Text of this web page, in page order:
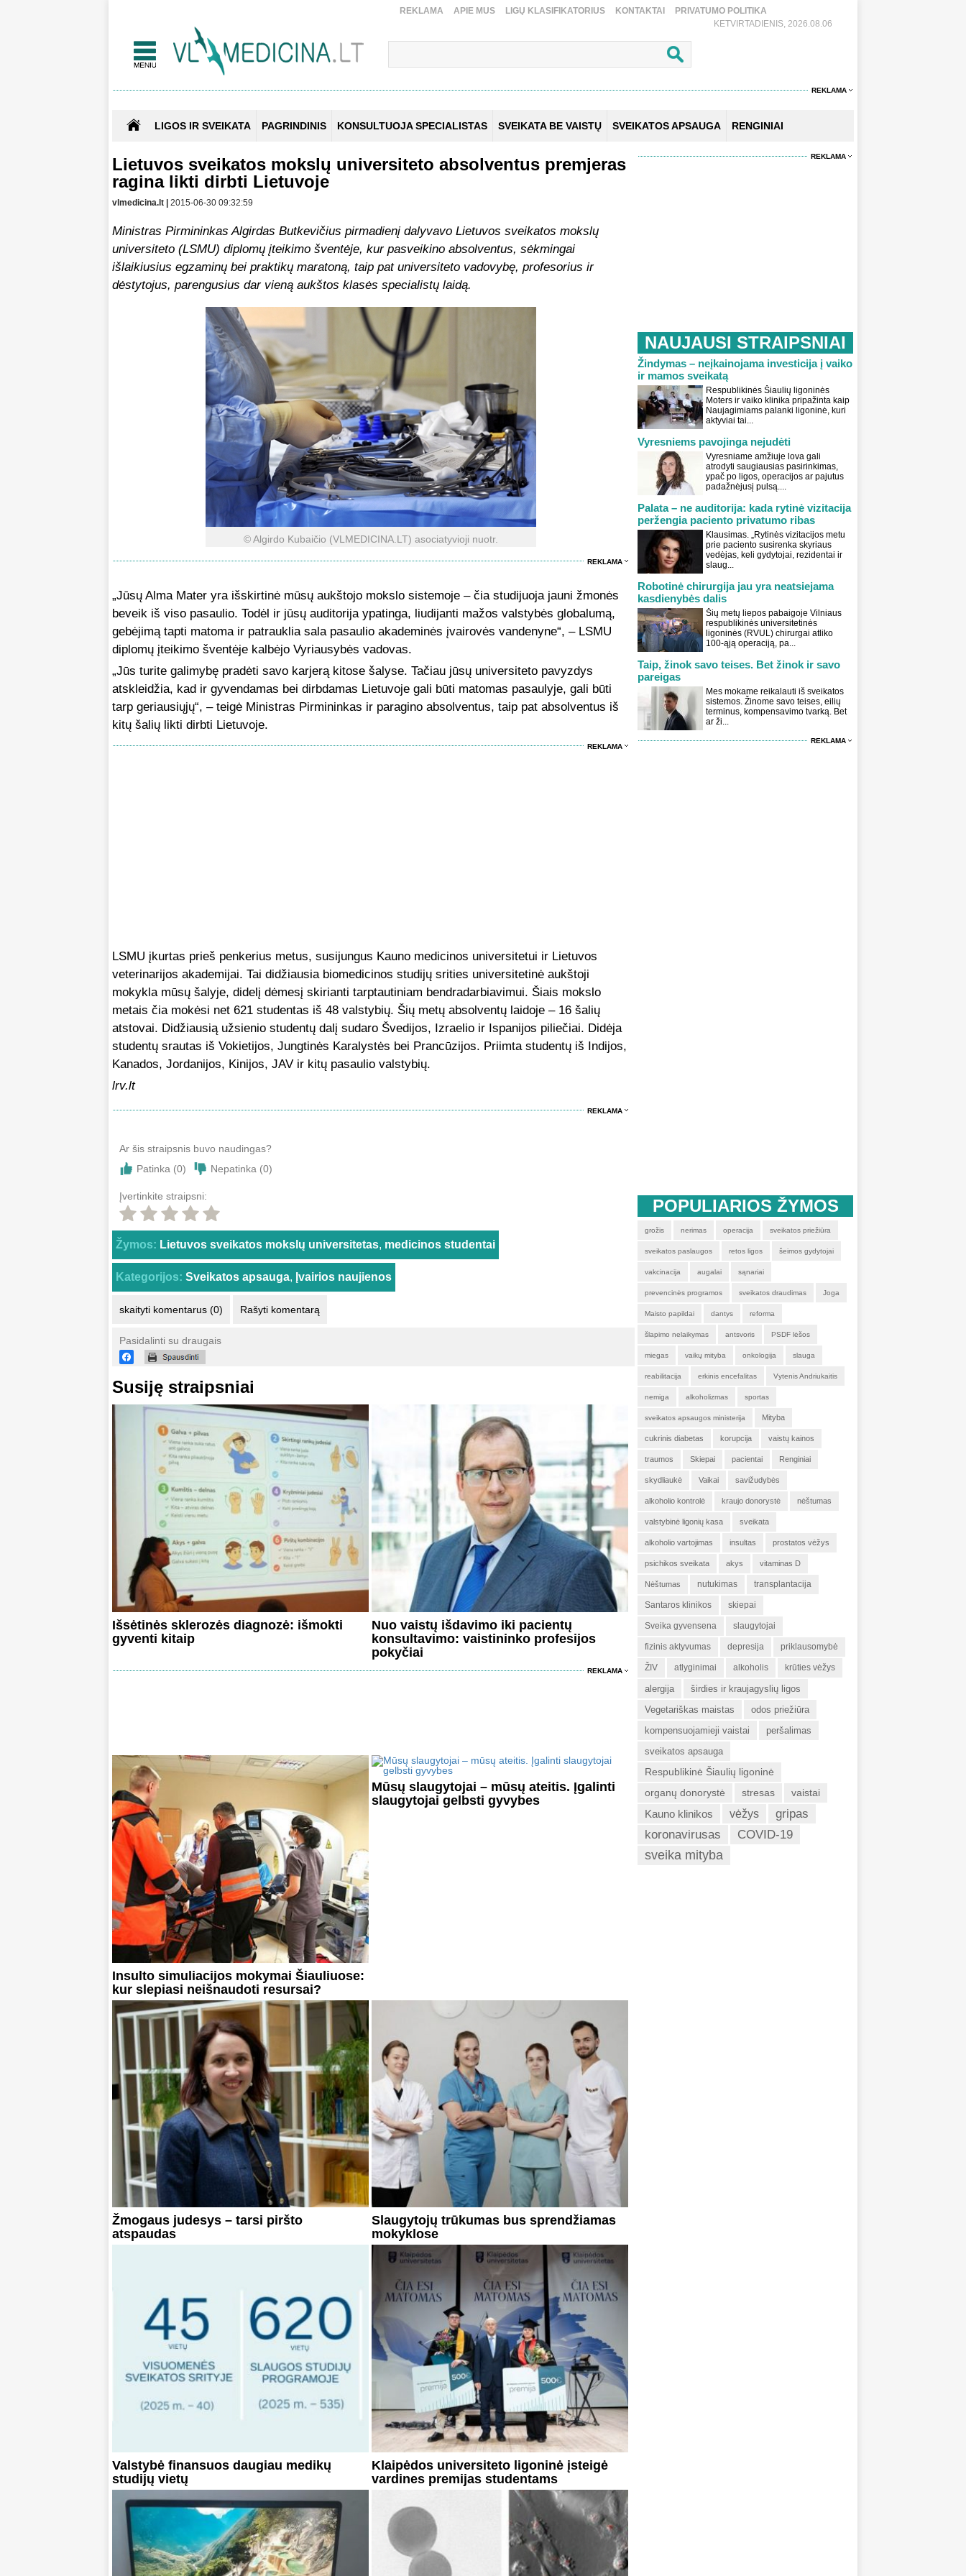
REKLAMA APIE MUS LIGŲ KLASIFIKATORIUS KONTAKTAI
PRIVATUMO POLITIKA
KETVIRTADIENIS, 2026.08.06
REKLAMA
LIGOS IR SVEIKATA PAGRINDINIS KONSULTUOJA SPECIALISTAS SVEIKATA BE VAISTŲ SVEIKATOS APSAUGA RENGINIAI
Lietuvos sveikatos mokslų universiteto absolventus premjeras
ragina likti dirbti Lietuvoje
vlmedicina.lt | 2015-06-30 09:32:59
Ministras Pirmininkas Algirdas Butkevičius pirmadienį dalyvavo Lietuvos sveikatos mokslų
universiteto (LSMU) diplomų įteikimo šventėje, kur pasveikino absolventus, sėkmingai
išlaikiusius egzaminų bei praktikų maratoną, taip pat universiteto vadovybę, profesorius ir
dėstytojus, parengusius dar vieną aukštos klasės specialistų laidą.
© Algirdo Kubaičio (VLMEDICINA.LT) asociatyvioji nuotr.
REKLAMA
„Jūsų Alma Mater yra išskirtinė mūsų aukštojo mokslo sistemoje – čia studijuoja jauni žmonės
beveik iš viso pasaulio. Todėl ir jūsų auditorija ypatinga, liudijanti mažos valstybės globalumą,
gebėjimą tapti matoma ir patrauklia sala pasaulio akademinės įvairovės vandenyne“, – LSMU
diplomų įteikimo šventėje kalbėjo Vyriausybės vadovas.
„Jūs turite galimybę pradėti savo karjerą kitose šalyse. Tačiau jūsų universiteto pavyzdys
atskleidžia, kad ir gyvendamas bei dirbdamas Lietuvoje gali būti matomas pasaulyje, gali būti
tarp geriausiųjų“, – teigė Ministras Pirmininkas ir paragino absolventus, taip pat absolventus iš
kitų šalių likti dirbti Lietuvoje.
REKLAMA
LSMU įkurtas prieš penkerius metus, susijungus Kauno medicinos universitetui ir Lietuvos
veterinarijos akademijai. Tai didžiausia biomedicinos studijų srities universitetinė aukštoji
mokykla mūsų šalyje, didelį dėmesį skirianti tarptautiniam bendradarbiavimui. Šiais mokslo
metais čia mokėsi net 621 studentas iš 48 valstybių. Šių metų absolventų laidoje – 16 šalių
atstovai. Didžiausią užsienio studentų dalį sudaro Švedijos, Izraelio ir Ispanijos piliečiai. Didėja
studentų srautas iš Vokietijos, Jungtinės Karalystės bei Prancūzijos. Priimta studentų iš Indijos,
Kanados, Jordanijos, Kinijos, JAV ir kitų pasaulio valstybių.
lrv.lt
REKLAMA
Ar šis straipsnis buvo naudingas?
Patinka (0) Nepatinka (0)
Įvertinkite straipsni:
Žymos: Lietuvos sveikatos mokslų universitetas, medicinos studentai
Kategorijos: Sveikatos apsauga, Įvairios naujienos
skaityti komentarus (0) Rašyti komentarą
Pasidalinti su draugais
Susiję straipsniai
Išsėtinės sklerozės diagnozė: išmokti
gyventi kitaip
Nuo vaistų išdavimo iki pacientų
konsultavimo: vaistininko profesijos
pokyčiai
REKLAMA
Insulto simuliacijos mokymai Šiauliuose:
kur slepiasi neišnaudoti resursai?
Mūsų slaugytojai – mūsų ateitis. Įgalinti
slaugytojai gelbsti gyvybes
Žmogaus judesys – tarsi piršto
atspaudas
Slaugytojų trūkumas bus sprendžiamas
mokyklose
Valstybė finansuos daugiau medikų
studijų vietų
Klaipėdos universiteto ligoninė įsteigė
vardines premijas studentams
REKLAMA
NAUJAUSI STRAIPSNIAI
Žindymas – neįkainojama investicija į vaiko
ir mamos sveikatą
Respublikinės Šiaulių ligoninės
Moters ir vaiko klinika pripažinta kaip
Naujagimiams palanki ligoninė, kuri
aktyviai tai...
Vyresniems pavojinga nejudėti
Vyresniame amžiuje lova gali
atrodyti saugiausias pasirinkimas,
ypač po ligos, operacijos ar pajutus
padažnėjusį pulsą....
Palata – ne auditorija: kada rytinė vizitacija
peržengia paciento privatumo ribas
Klausimas. „Rytinės vizitacijos metu
prie paciento susirenka skyriaus
vedėjas, keli gydytojai, rezidentai ir
slaug...
Robotinė chirurgija jau yra neatsiejama
kasdienybės dalis
Šių metų liepos pabaigoje Vilniaus
respublikinės universitetinės
ligoninės (RVUL) chirurgai atliko
100-ąją operaciją, pa...
Taip, žinok savo teises. Bet žinok ir savo
pareigas
Mes mokame reikalauti iš sveikatos
sistemos. Žinome savo teises, eilių
terminus, kompensavimo tvarką. Bet
ar ži...
REKLAMA
POPULIARIOS ŽYMOS
grožis nerimas operacija sveikatos priežiūra
sveikatos paslaugos retos ligos šeimos gydytojai
vakcinacija augalai sąnariai
prevencinės programos sveikatos draudimas Joga
Maisto papildai dantys reforma
šlapimo nelaikymas antsvoris PSDF lėšos
miegas vaikų mityba onkologija slauga
reabilitacija erkinis encefalitas Vytenis Andriukaitis
nemiga alkoholizmas sportas
sveikatos apsaugos ministerija Mityba
cukrinis diabetas korupcija vaistų kainos
traumos Skiepai pacientai Renginiai
skydliaukė Vaikai savižudybės
alkoholio kontrolė kraujo donorystė nėštumas
valstybinė ligonių kasa sveikata
alkoholio vartojimas insultas prostatos vėžys
psichikos sveikata akys vitaminas D
Nėštumas nutukimas transplantacija
Santaros klinikos skiepai
Sveika gyvensena slaugytojai
fizinis aktyvumas depresija priklausomybė
ŽIV atlyginimai alkoholis krūties vėžys
alergija
širdies ir kraujagyslių ligos
Vegetariškas maistas
odos priežiūra
kompensuojamieji vaistai
peršalimas
sveikatos apsauga
Respublikinė Šiaulių ligoninė
organų donorystė
stresas vaistai
Kauno klinikos vėžys
gripas
koronavirusas
COVID-19
sveika mityba